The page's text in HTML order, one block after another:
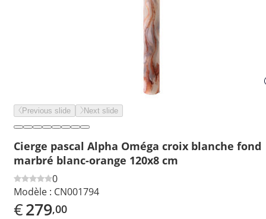
Previous slide Next slide
Cierge pascal Alpha Oméga croix blanche fond
marbré blanc-orange 120x8 cm
0
Modèle : CN001794
€279,00